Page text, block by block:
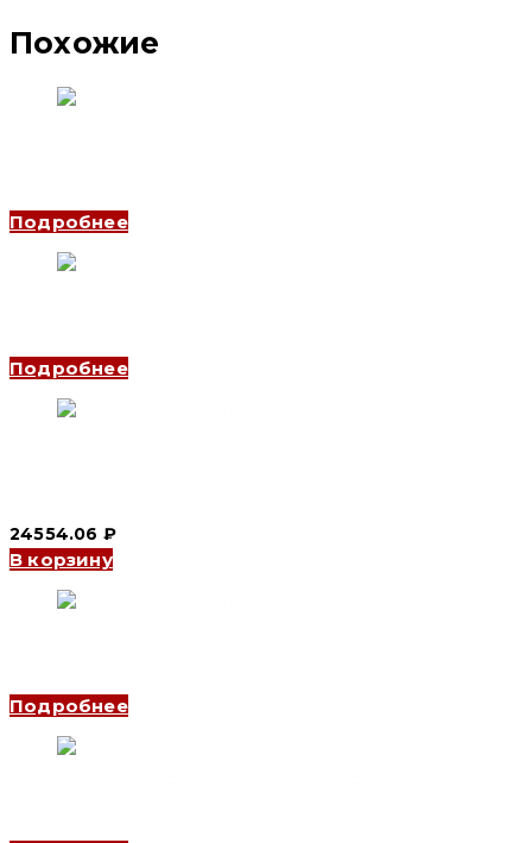
Похожие
Подробнее
Подробнее
24554.06 ₽
В корзину
Подробнее